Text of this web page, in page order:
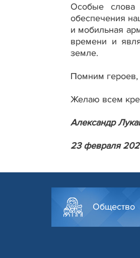
Особые слова
обеспечения
и мобильная
времени и
земле.
Помним
Желаю всем
Александр
23 февраля
Общество